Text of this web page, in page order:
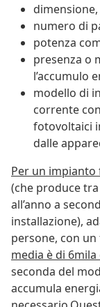
dimensione,
numero di
potenza
presenza o
l’accumulo
modello di
corrente
fotovoltaici
dalle
Per un
(che produce tra
all’anno a
installazione),
persone, con
media è di 6mila
seconda del
accumula